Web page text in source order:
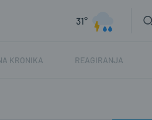
31°
KRONIKA REAGIRANJA